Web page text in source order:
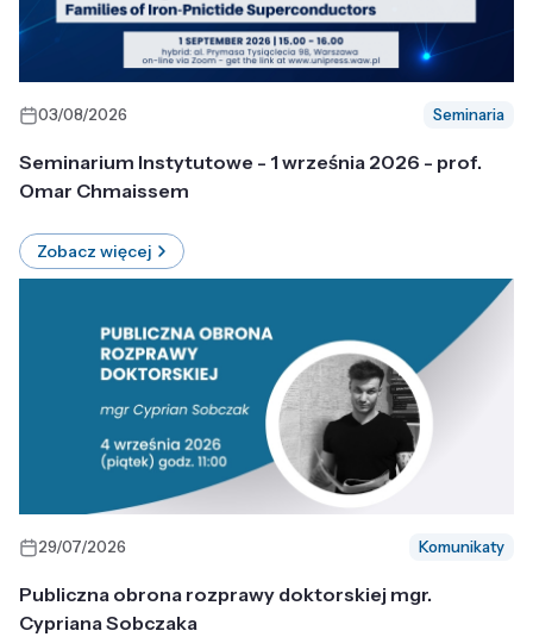
03/08/2026 Seminaria
Seminarium Instytutowe - 1 września 2026 - prof.
Omar Chmaissem
Zobacz więcej
29/07/2026 Komunikaty
Publiczna obrona rozprawy doktorskiej mgr.
Cypriana Sobczaka